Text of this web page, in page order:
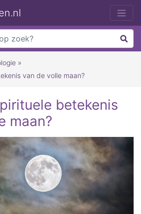
»
van de volle maan?
betekenis
maan?